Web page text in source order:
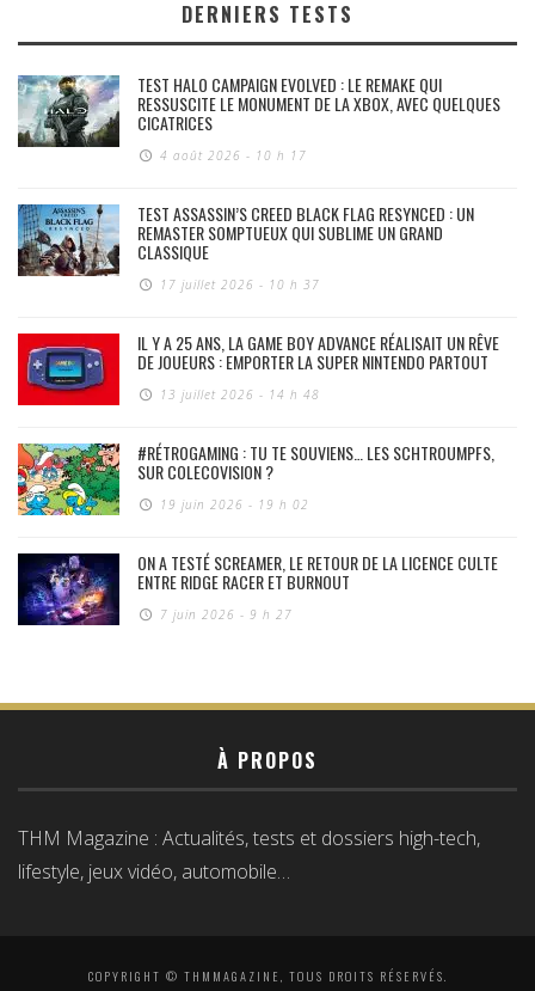
DERNIERS TESTS
TEST HALO CAMPAIGN EVOLVED : LE REMAKE QUI
RESSUSCITE LE MONUMENT DE LA XBOX, AVEC QUELQUES
CICATRICES
4 août 2026 - 10 h 17
TEST ASSASSIN’S CREED BLACK FLAG RESYNCED : UN
REMASTER SOMPTUEUX QUI SUBLIME UN GRAND
CLASSIQUE
17 juillet 2026 - 10 h 37
IL Y A 25 ANS, LA GAME BOY ADVANCE RÉALISAIT UN RÊVE
DE JOUEURS : EMPORTER LA SUPER NINTENDO PARTOUT
13 juillet 2026 - 14 h 48
#RÉTROGAMING : TU TE SOUVIENS… LES SCHTROUMPFS,
SUR COLECOVISION ?
19 juin 2026 - 19 h 02
ON A TESTÉ SCREAMER, LE RETOUR DE LA LICENCE CULTE
ENTRE RIDGE RACER ET BURNOUT
7 juin 2026 - 9 h 27
À PROPOS
THM Magazine : Actualités, tests et dossiers high-tech,
lifestyle, jeux vidéo, automobile…
COPYRIGHT © THMMAGAZINE, TOUS DROITS RÉSERVÉS.